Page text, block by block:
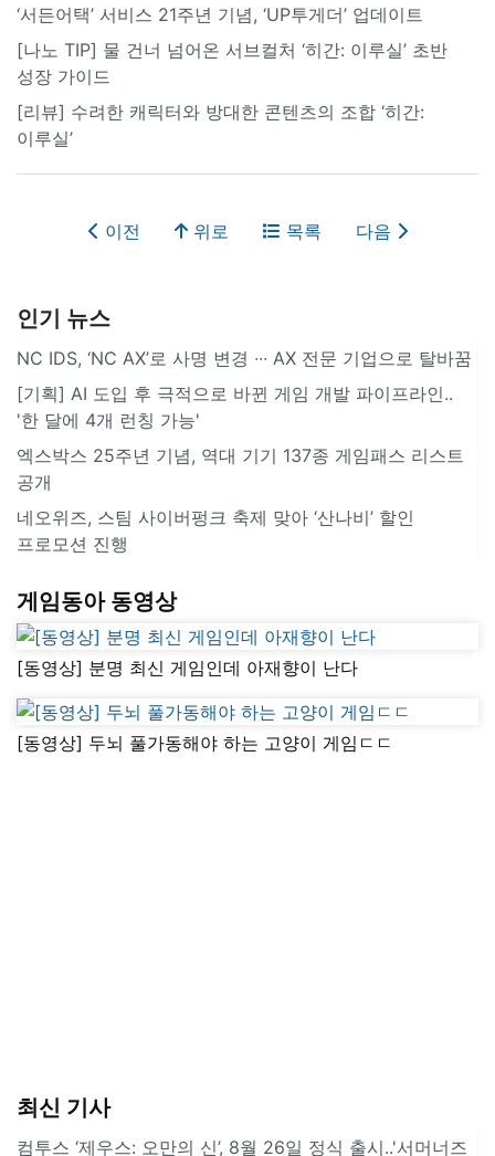
‘서든어택’ 서비스 21주년 기념, ‘UP투게더’ 업데이트
[나노 TIP] 물 건너 넘어온 서브컬처 ‘히간: 이루실’ 초반
성장 가이드
[리뷰] 수려한 캐릭터와 방대한 콘텐츠의 조합 ‘히간:
이루실’
이전 위로 목록 다음
인기 뉴스
NC IDS, ‘NC AX’로 사명 변경 ∙∙∙ AX 전문 기업으로 탈바꿈
[기획] AI 도입 후 극적으로 바뀐 게임 개발 파이프라인..
'한 달에 4개 런칭 가능'
엑스박스 25주년 기념, 역대 기기 137종 게임패스 리스트
공개
네오위즈, 스팀 사이버펑크 축제 맞아 ‘산나비’ 할인
프로모션 진행
게임동아 동영상
[동영상] 분명 최신 게임인데 아재향이 난다
[동영상] 두뇌 풀가동해야 하는 고양이 게임ㄷㄷ
최신 기사
컴투스 ‘제우스: 오만의 신’, 8월 26일 정식 출시..'서머너즈